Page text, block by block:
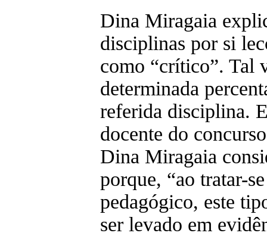
Dina Miragaia
disciplinas por si
como “crítico”. Tal
determinada
referida disciplina.
docente do
Dina Miragaia
porque, “ao tratar-
pedagógico, este
ser levado em